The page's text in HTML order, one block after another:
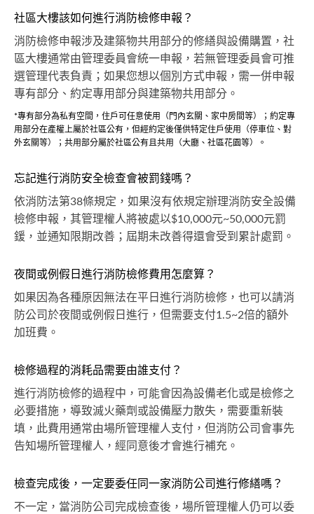
社區大樓該如何進行消防檢修申報？
消防檢修申報涉及建築物共用部分的修繕與設備購置，社
區大樓通常由管理委員會統一申報，若無管理委員會可推
選管理代表負責；如果您想以個別方式申報，需一併申報
專有部分、約定專用部分與建築物共用部分。
*專有部分為私有空間，住戶可任意使用（門內玄關、家中房間等）；約定專
用部分在產權上屬於社區公有，但經約定後僅供特定住戶使用（停車位、對
外玄關等）；共用部分屬於社區公有且共用（大廳、社區花園等）。
忘記進行消防安全檢查會被罰錢嗎？
依消防法第38條規定，如果沒有依規定辦理消防安全設備
檢修申報，其管理權人將被處以$10,000元~50,000元罰
鍰，並通知限期改善；屆期未改善得還會受到累計處罰。
夜間或例假日進行消防檢修費用怎麼算？
如果因為各種原因無法在平日進行消防檢修，也可以請消
防公司於夜間或例假日進行，但需要支付1.5~2倍的額外
加班費。
檢修過程的消耗品需要由誰支付？
進行消防檢修的過程中，可能會因為設備老化或是檢修之
必要措施，導致滅火藥劑或設備壓力散失，需要重新裝
填，此費用通常由場所管理權人支付，但消防公司會事先
告知場所管理權人，經同意後才會進行補充。
檢查完成後，一定要委任同一家消防公司進行修繕嗎？
不一定，當消防公司完成檢查後，場所管理權人仍可以委